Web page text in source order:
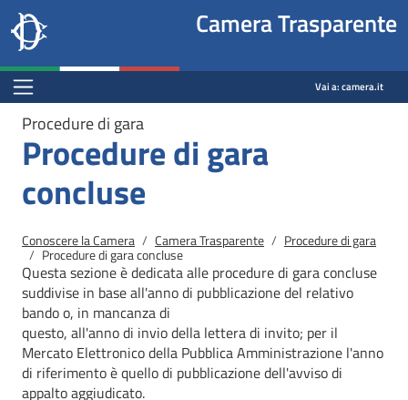
Salta al contenuto principale
Salta al menu di navigazione
Site
header
block
Camera dei deputati
Camera Trasparente
Menu Bar block
Vai a:camera.it
Procedure di gara
Procedure di gara
concluse
Briciole di pane
Conoscere la Camera Camera Trasparente Procedure di gara
Procedure di gara concluse
Questa sezione è dedicata alle procedure di gara concluse
suddivise in base all'anno di pubblicazione del relativo
bando o, in mancanza di
questo, all'anno di invio della lettera di invito; per il
Mercato Elettronico della Pubblica Amministrazione l'anno
di riferimento è quello di pubblicazione dell'avviso di
appalto aggiudicato.
Fine pagina
Salta al contenuto principale
Salta al menu di navigazione
Vai a inizio pagina